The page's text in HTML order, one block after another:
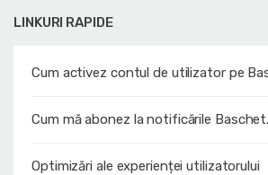
LINKURI RAPIDE
Cum activez contul de utilizator pe
Cum mă abonez la notificările
Optimizări ale experienței utilizatorului